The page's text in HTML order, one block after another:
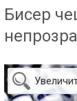
Бисер